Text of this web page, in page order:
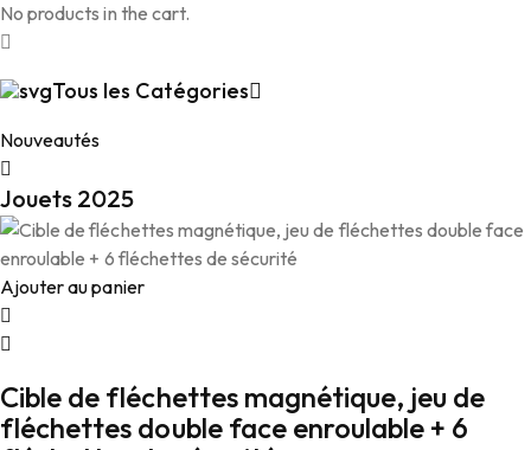
No products in the cart.
Tous les Catégories
Nouveautés
Jouets 2025
Ajouter au panier
Cible de fléchettes magnétique, jeu de
fléchettes double face enroulable + 6